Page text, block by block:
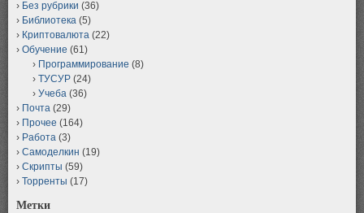
Без рубрики (36)
Библиотека (5)
Криптовалюта (22)
Обучение (61)
Программирование (8)
ТУСУР (24)
Учеба (36)
Почта (29)
Прочее (164)
Работа (3)
Самоделкин (19)
Скрипты (59)
Торренты (17)
Метки